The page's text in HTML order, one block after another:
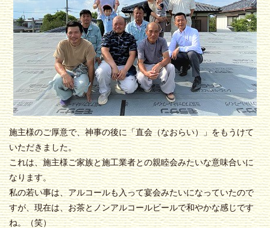
施主様のご厚意で、神事の後に「直会（なおらい）」をもうけて
いただきました。
これは、施主様ご家族と施工業者との親睦会みたいな意味合いに
なります。
私の若い事は、アルコールも入って宴会みたいになっていたので
すが、現在は、お茶とノンアルコールビールで和やかな感じです
ね。（笑）